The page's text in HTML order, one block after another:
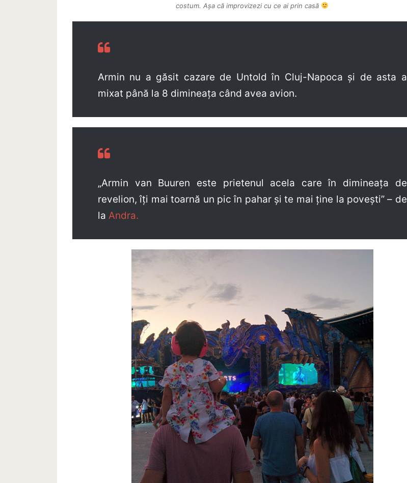
costum. Așa că improvizezi cu ce ai prin casă
Armin nu a găsit cazare de Untold în Cluj-Napoca și de asta a
mixat până la 8 dimineața când avea avion.
„Armin van Buuren este prietenul acela care în dimineața de
revelion, îți mai toarnă un pic în pahar și te mai ține la povești” – de
la Andra.